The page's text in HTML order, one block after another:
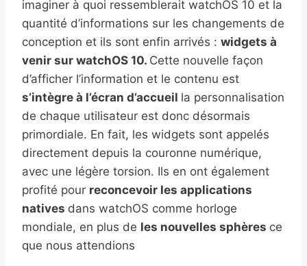
imaginer à quoi ressemblerait watchOS 10 et la
quantité d’informations sur les changements de
conception et ils sont enfin arrivés : widgets à
venir sur watchOS 10. Cette nouvelle façon
d’afficher l’information et le contenu est
s’intègre à l’écran d’accueil la personnalisation
de chaque utilisateur est donc désormais
primordiale. En fait, les widgets sont appelés
directement depuis la couronne numérique,
avec une légère torsion. Ils en ont également
profité pour reconcevoir les applications
natives dans watchOS comme horloge
mondiale, en plus de les nouvelles sphères ce
que nous attendions